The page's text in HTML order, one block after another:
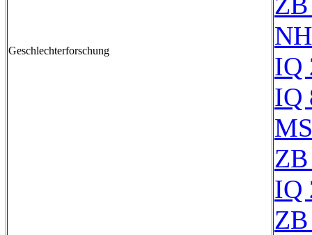
Geschlechterforschung
IQ
IQ
IQ